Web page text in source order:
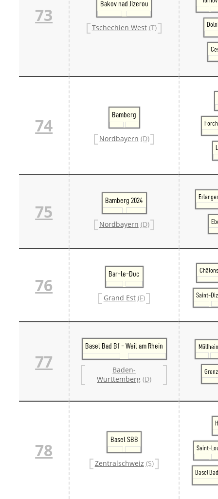
73
Bakov nad Jizerou
Tschechien West (T)
74
Bamberg
Nordbayern (D)
75
Bamberg 2024
Nordbayern (D)
76
Bar-le-Duc
Grand Est (F) Saint-
77
Basel Bad Bf - Weil am Rhein
Baden-
Württemberg (D)
78
Basel SBB
Zentralschweiz (S)
Saint-
Basel